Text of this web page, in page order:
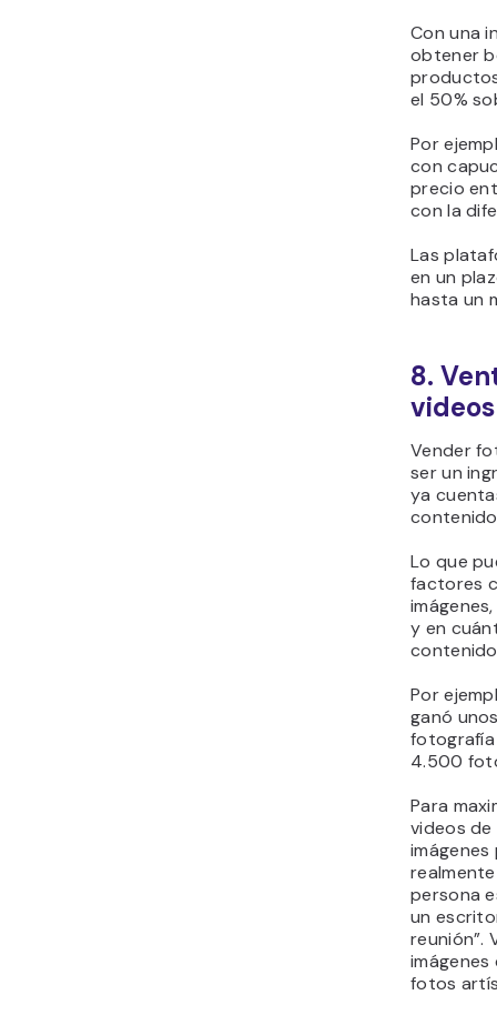
Con una
obtener
el 50%
Por
con
precio
con la
Las
en un
hasta un
8.
Vender
ser un
ya
Lo que
factores
y en
Por
ganó
fotografía
4.500
Para
videos
persona
un
reunión”.
imágenes
fotos